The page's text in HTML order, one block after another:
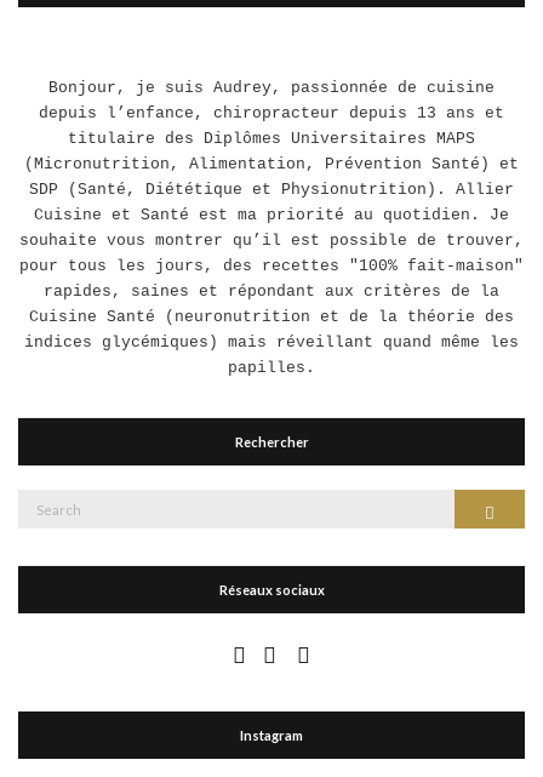
Bonjour, je suis Audrey, passionnée de cuisine
depuis l’enfance, chiropracteur depuis 13 ans et
titulaire des Diplômes Universitaires MAPS
(Micronutrition, Alimentation, Prévention Santé) et
SDP (Santé, Diététique et Physionutrition). Allier
Cuisine et Santé est ma priorité au quotidien. Je
souhaite vous montrer qu’il est possible de trouver,
pour tous les jours, des recettes "100% fait-maison"
rapides, saines et répondant aux critères de la
Cuisine Santé (neuronutrition et de la théorie des
indices glycémiques) mais réveillant quand même les
papilles.
Rechercher
Réseaux sociaux
Instagram